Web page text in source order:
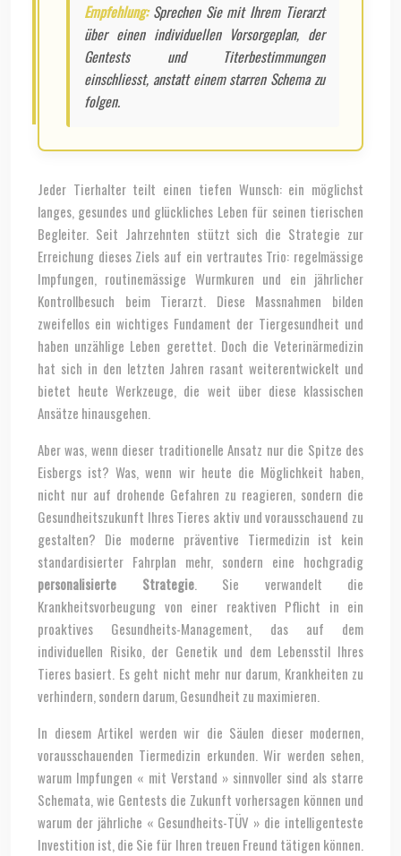
Empfehlung:Sprechen Sie mit Ihrem Tierarzt
über einen individuellen Vorsorgeplan, der
Gentests und Titerbestimmungen
einschliesst, anstatt einem starren Schema zu
folgen.
Jeder Tierhalter teilt einen tiefen Wunsch: ein möglichst
langes, gesundes und glückliches Leben für seinen tierischen
Begleiter. Seit Jahrzehnten stützt sich die Strategie zur
Erreichung dieses Ziels auf ein vertrautes Trio: regelmässige
Impfungen, routinemässige Wurmkuren und ein jährlicher
Kontrollbesuch beim Tierarzt. Diese Massnahmen bilden
zweifellos ein wichtiges Fundament der Tiergesundheit und
haben unzählige Leben gerettet. Doch die Veterinärmedizin
hat sich in den letzten Jahren rasant weiterentwickelt und
bietet heute Werkzeuge, die weit über diese klassischen
Ansätze hinausgehen.
Aber was, wenn dieser traditionelle Ansatz nur die Spitze des
Eisbergs ist? Was, wenn wir heute die Möglichkeit haben,
nicht nur auf drohende Gefahren zu reagieren, sondern die
Gesundheitszukunft Ihres Tieres aktiv und vorausschauend zu
gestalten? Die moderne präventive Tiermedizin ist kein
standardisierter Fahrplan mehr, sondern eine hochgradig
personalisierte Strategie. Sie verwandelt die
Krankheitsvorbeugung von einer reaktiven Pflicht in ein
proaktives Gesundheits-Management, das auf dem
individuellen Risiko, der Genetik und dem Lebensstil Ihres
Tieres basiert. Es geht nicht mehr nur darum, Krankheiten zu
verhindern, sondern darum, Gesundheit zu maximieren.
In diesem Artikel werden wir die Säulen dieser modernen,
vorausschauenden Tiermedizin erkunden. Wir werden sehen,
warum Impfungen « mit Verstand » sinnvoller sind als starre
Schemata, wie Gentests die Zukunft vorhersagen können und
warum der jährliche « Gesundheits-TÜV » die intelligenteste
Investition ist, die Sie für Ihren treuen Freund tätigen können.